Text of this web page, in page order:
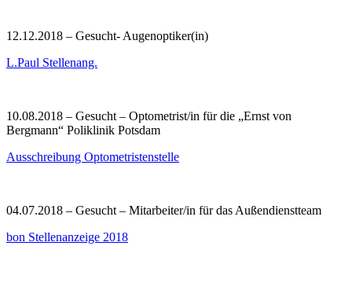
12.12.2018 – Gesucht- Augenoptiker(in)
L.Paul Stellenang.
10.08.2018 – Gesucht – Optometrist/in für die „Ernst von
Bergmann“ Poliklinik Potsdam
Ausschreibung Optometristenstelle
04.07.2018 – Gesucht – Mitarbeiter/in für das Außendienstteam
bon Stellenanzeige 2018